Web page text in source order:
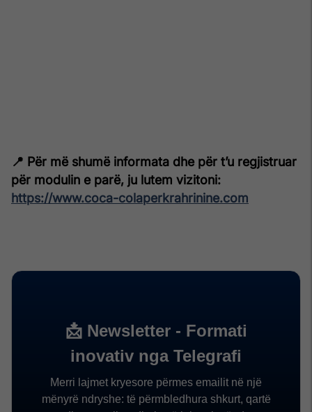
📍 Për më shumë informata dhe për t’u regjistruar
për modulin e parë, ju lutem vizitoni:
https://www.coca-colaperkrahrinine.com